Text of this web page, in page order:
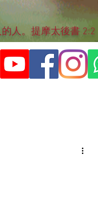
人。提摩太後書 2:2